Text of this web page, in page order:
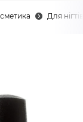
Для нігтів